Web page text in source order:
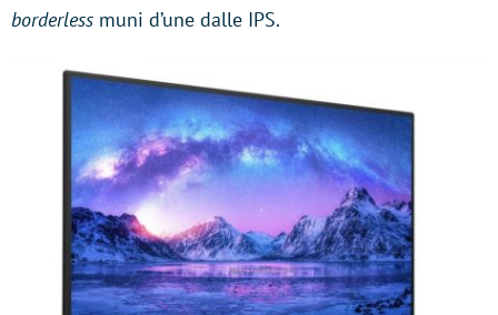
borderless muni d’une dalle IPS.